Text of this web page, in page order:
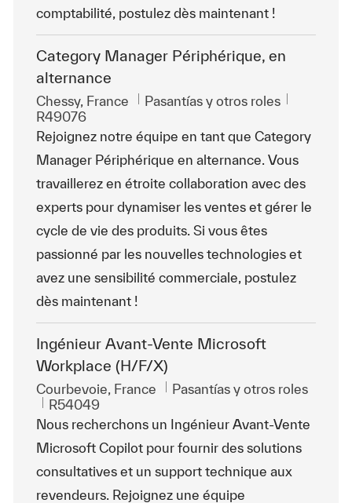
comptabilité, postulez dès maintenant !
Category Manager Périphérique, en
alternance
Ubicación
Chessy, France Categoría
Pasantías y otros roles
R49076
Rejoignez notre équipe en tant que Category
Manager Périphérique en alternance. Vous
travaillerez en étroite collaboration avec des
experts pour dynamiser les ventes et gérer le
cycle de vie des produits. Si vous êtes
passionné par les nouvelles technologies et
avez une sensibilité commerciale, postulez
dès maintenant !
Ingénieur Avant-Vente Microsoft
Workplace (H/F/X)
Ubicación
Courbevoie, France Categoría
Pasantías y otros roles
Id. de trabajo
R54049
Nous recherchons un Ingénieur Avant-Vente
Microsoft Copilot pour fournir des solutions
consultatives et un support technique aux
revendeurs. Rejoignez une équipe